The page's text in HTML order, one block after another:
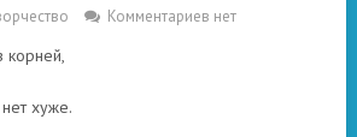
Комментариев нет
корней,
хуже.